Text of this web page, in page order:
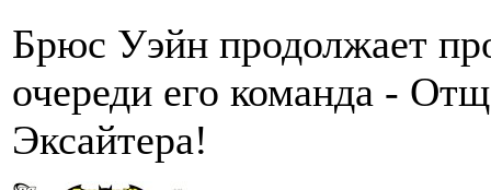
Брюс Уэйн продолжает
очереди его команда -
Эксайтера!